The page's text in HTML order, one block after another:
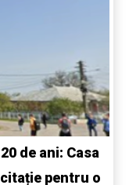
de ani: Casa
pentru o